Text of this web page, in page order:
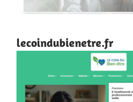
lecoindubienetre.fr